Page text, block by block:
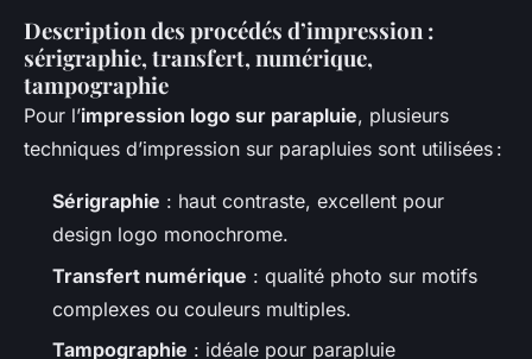
Description des procédés d’impression :
sérigraphie, transfert, numérique,
tampographie
Pour l’impression logo sur parapluie, plusieurs
techniques d’impression sur parapluies sont utilisées :
Sérigraphie : haut contraste, excellent pour
design logo monochrome.
Transfert numérique : qualité photo sur motifs
complexes ou couleurs multiples.
Tampographie : idéale pour parapluie